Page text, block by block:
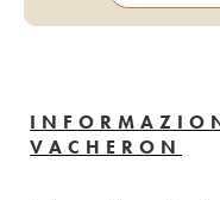
VACHERON